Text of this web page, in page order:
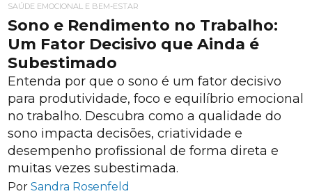
SAÚDE EMOCIONAL E BEM-ESTAR
Sono e Rendimento no Trabalho:
Um Fator Decisivo que Ainda é
Subestimado
Entenda por que o sono é um fator decisivo
para produtividade, foco e equilíbrio emocional
no trabalho. Descubra como a qualidade do
sono impacta decisões, criatividade e
desempenho profissional de forma direta e
muitas vezes subestimada.
Por Sandra Rosenfeld